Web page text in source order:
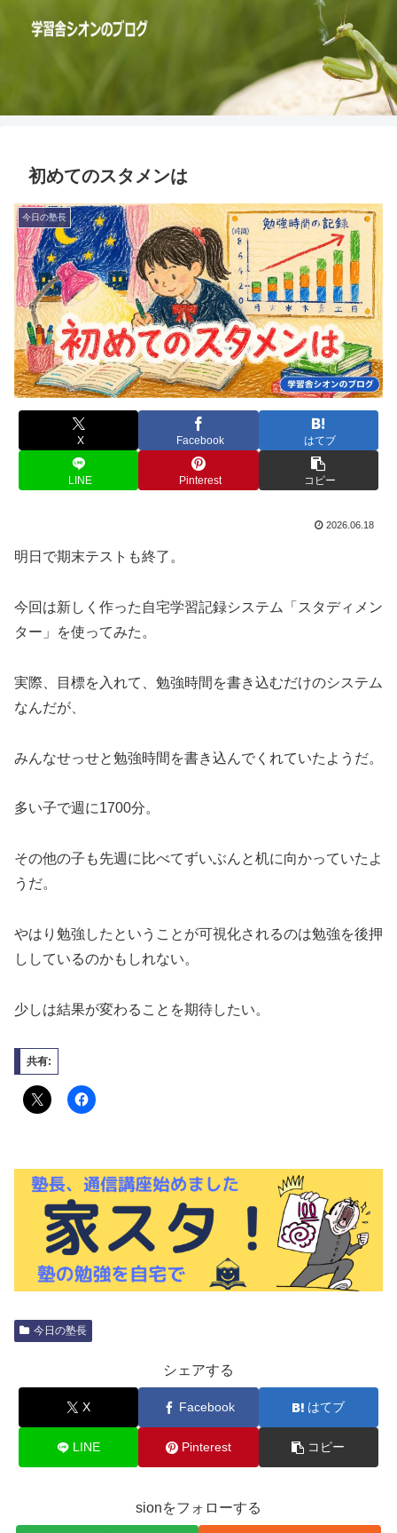
初めてのスタメンは
今日の塾長
X Facebook はてブ
LINE Pinterest コピー
2026.06.18
明日で期末テストも終了。
今回は新しく作った自宅学習記録システム「スタディメン
ター」を使ってみた。
実際、目標を入れて、勉強時間を書き込むだけのシステム
なんだが、
みんなせっせと勉強時間を書き込んでくれていたようだ。
多い子で週に1700分。
その他の子も先週に比べてずいぶんと机に向かっていたよ
うだ。
やはり勉強したということが可視化されるのは勉強を後押
ししているのかもしれない。
少しは結果が変わることを期待したい。
共有:
今日の塾長
シェアする
X Facebook はてブ
LINE Pinterest コピー
sionをフォローする